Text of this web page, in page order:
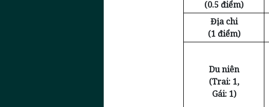
(0.5 điểm)
Địa chi
(1 điểm)
Du niên
(Trai: 1,
Gái: 1)